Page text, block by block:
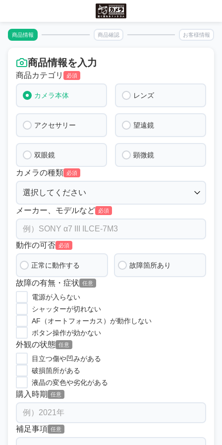
商品情報 商品確認 お客様情報
商品情報を入力
商品カテゴリ 必須
カメラ本体 レンズ
アクセサリー 望遠鏡
双眼鏡 顕微鏡
カメラの種類 必須
メーカー、モデルなど 必須
動作の可否 必須
正常に動作する 故障箇所あり
故障の有無・症状 任意
電源が入らない
シャッターが切れない
AF（オートフォーカス）が動作しない
ボタン操作が効かない
外観の状態 任意
目立つ傷や凹みがある
破損箇所がある
液晶の変色や劣化がある
購入時期 任意
補足事項 任意